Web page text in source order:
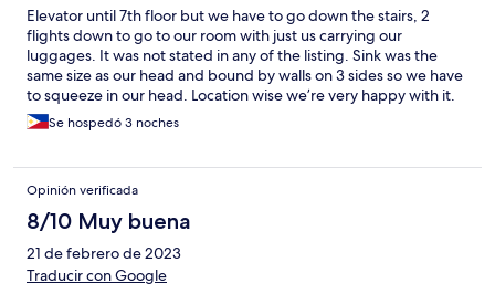
Elevator until 7th floor but we have to go down the stairs, 2
flights down to go to our room with just us carrying our
luggages. It was not stated in any of the listing. Sink was the
same size as our head and bound by walls on 3 sides so we have
to squeeze in our head. Location wise we’re very happy with it.
Very near the mtr and also the important parts of the city.
Se hospedó 3 noches
Opinión verificada
8/10 Muy buena
21 de febrero de 2023
Traducir con Google